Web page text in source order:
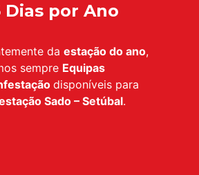
Dias por Ano
da estação do ano,
sempre Equipas
disponíveis para
Sado – Setúbal.